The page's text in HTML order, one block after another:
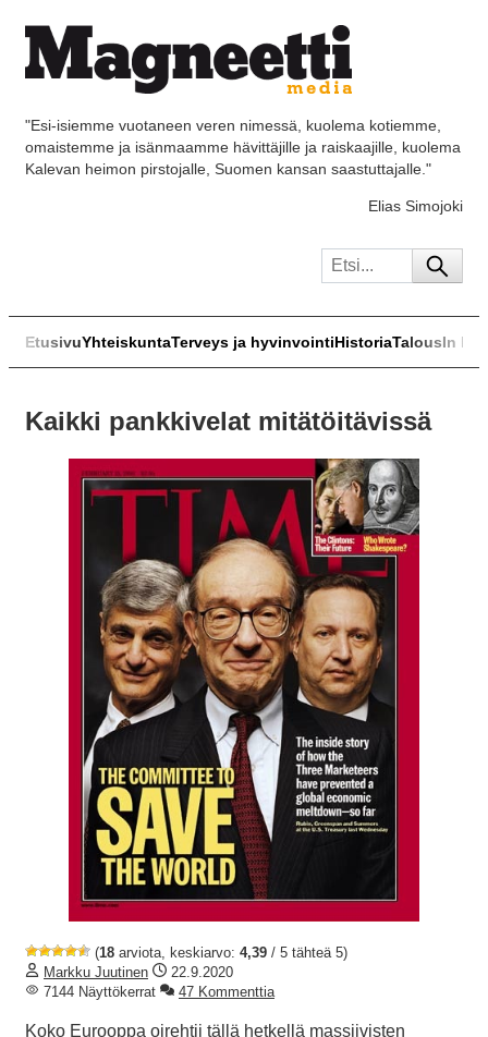
"Esi-isiemme vuotaneen veren nimessä, kuolema kotiemme,
omaistemme ja isänmaamme hävittäjille ja raiskaajille, kuolema
Kalevan heimon pirstojalle, Suomen kansan saastuttajalle."
Elias Simojoki
EtusivuYhteiskuntaTerveys ja hyvinvointiHistoriaTalousIn
Kaikki pankkivelat mitätöitävissä
(18 arviota, keskiarvo: 4,39 / 5 tähteä 5)
Markku Juutinen
22.9.2020
7144 Näyttökerrat
47 Kommenttia
Koko Eurooppa oirehtii tällä hetkellä massiivisten